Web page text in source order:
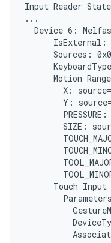
Input Reader State
...
Device 6:
IsExternal:
Sources:
Motion
X:
Y:
PRESSURE:
SIZE:
Touch Input